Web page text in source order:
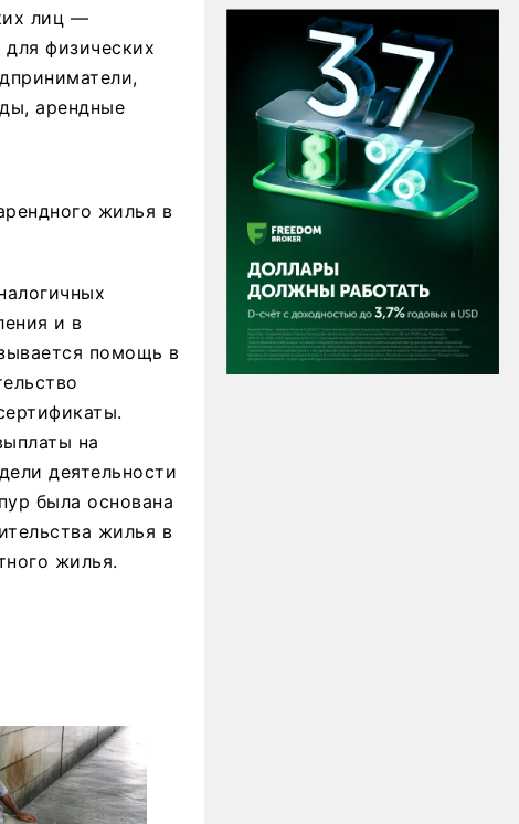
лиц —
физических
арендные
жилья в
и в
помощь в
на
деятельности
была основана
жилья в
жилья.